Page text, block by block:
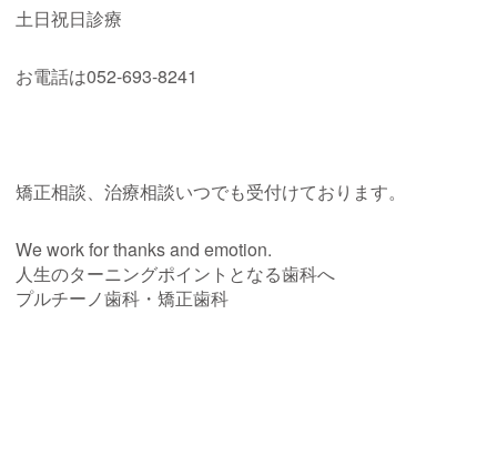
土日祝日診療
お電話は052-693-8241
矯正相談、治療相談いつでも受付けております。
We work for thanks and emotion.
人生のターニングポイントとなる歯科へ
プルチーノ歯科・矯正歯科